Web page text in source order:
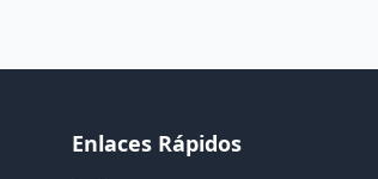
Enlaces Rápidos